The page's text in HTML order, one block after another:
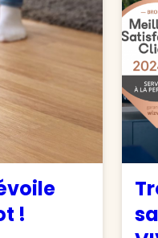
!